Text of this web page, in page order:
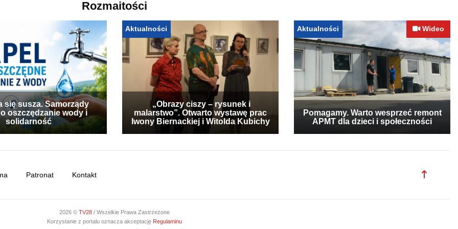
Rozmaitości
się susza. Samorządy
oszczędzanie wody i
solidarność
Aktualności
„Obrazy ciszy – rysunek i
malarstwo”. Otwarto wystawę prac
Iwony Biernackiej i Witolda Kubichy
Aktualności Wideo
Pomagamy. Warto wesprzeć remont
APMT dla dzieci i społeczności
Patronat Kontakt
2026 © TV28 / Wszelkie Prawa Zastrzeżone
Korzystanie z portalu oznacza akceptację Regulaminu